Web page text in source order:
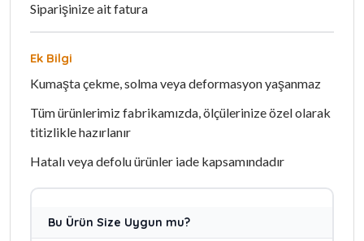
Siparişinize ait fatura
Ek Bilgi
Kumaşta çekme, solma veya deformasyon yaşanmaz
Tüm ürünlerimiz fabrikamızda, ölçülerinize özel olarak
titizlikle hazırlanır
Hatalı veya defolu ürünler iade kapsamındadır
Bu Ürün Size Uygun mu?